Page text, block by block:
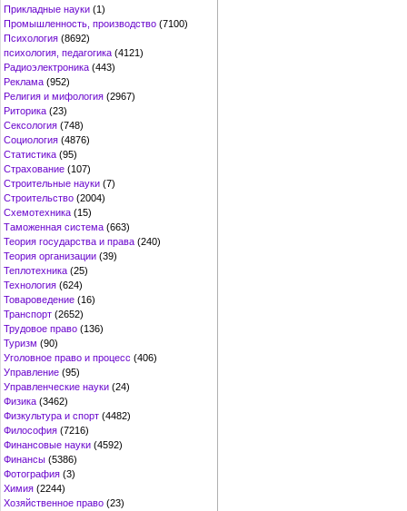
Прикладные науки (1)
Промышленность, производство (7100)
Психология (8692)
психология, педагогика (4121)
Радиоэлектроника (443)
Реклама (952)
Религия и мифология (2967)
Риторика (23)
Сексология (748)
Социология (4876)
Статистика (95)
Страхование (107)
Строительные науки (7)
Строительство (2004)
Схемотехника (15)
Таможенная система (663)
Теория государства и права (240)
Теория организации (39)
Теплотехника (25)
Технология (624)
Товароведение (16)
Транспорт (2652)
Трудовое право (136)
Туризм (90)
Уголовное право и процесс (406)
Управление (95)
Управленческие науки (24)
Физика (3462)
Физкультура и спорт (4482)
Философия (7216)
Финансовые науки (4592)
Финансы (5386)
Фотография (3)
Химия (2244)
Хозяйственное право (23)